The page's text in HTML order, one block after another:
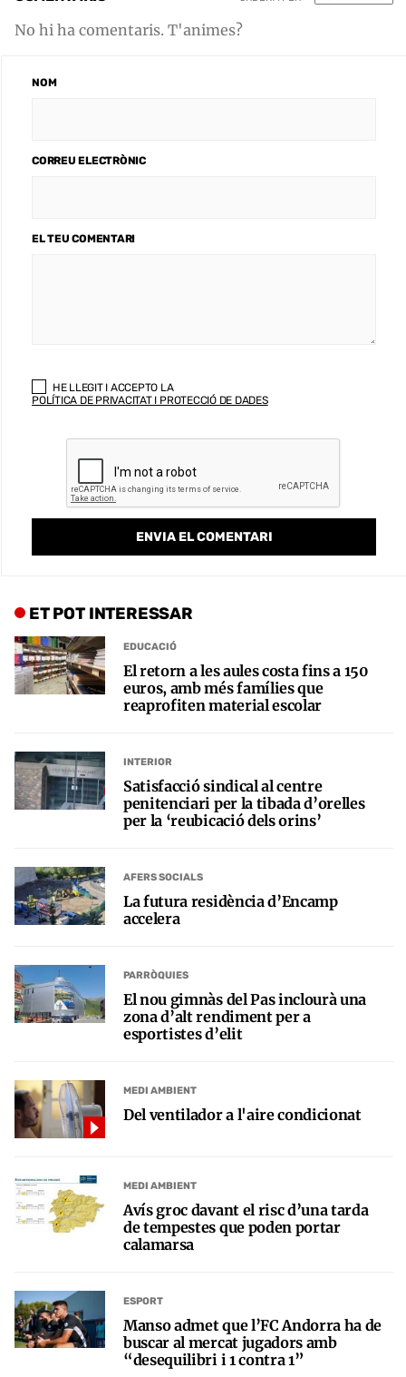
No hi ha comentaris. T'animes?
NOM
CORREU ELECTRÒNIC
EL TEU COMENTARI
HE LLEGIT I ACCEPTO LA
POLÍTICA DE PRIVACITAT I PROTECCIÓ DE DADES
ET POT INTERESSAR
EDUCACIÓ
El retorn a les aules costa fins a 150
euros, amb més famílies que
reaprofiten material escolar
INTERIOR
Satisfacció sindical al centre
penitenciari per la tibada d’orelles
per la ‘reubicació dels orins’
AFERS SOCIALS
La futura residència d’Encamp
accelera
PARRÒQUIES
El nou gimnàs del Pas inclourà una
zona d’alt rendiment per a
esportistes d’elit
MEDI AMBIENT
Del ventilador a l'aire condicionat
MEDI AMBIENT
Avís groc davant el risc d’una tarda
de tempestes que poden portar
calamarsa
ESPORT
Manso admet que l’FC Andorra ha de
buscar al mercat jugadors amb
“desequilibri i 1 contra 1”